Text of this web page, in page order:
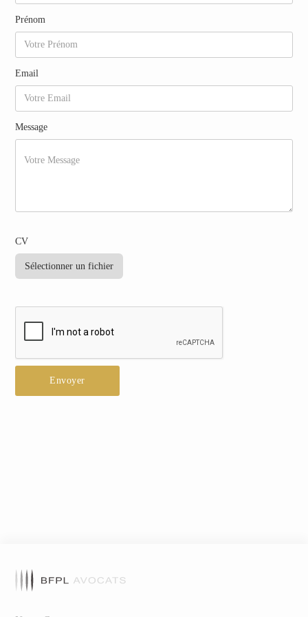
Prénom
Email
Message
CV
Sélectionner un fichier